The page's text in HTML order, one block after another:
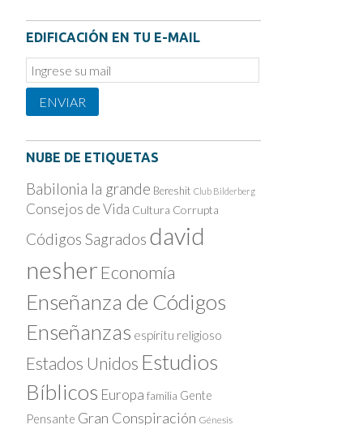
EDIFICACIÓN EN TU E-MAIL
Email
Subscription
ENVIAR
NUBE DE ETIQUETAS
Babilonia la grande Bereshit Club Bilderberg
Consejos de Vida Cultura Corrupta
Códigos Sagrados david
nesher Economía
Enseñanza de Códigos
Enseñanzas espíritu religioso
Estados Unidos Estudios
Bíblicos Europa familia Gente
Pensante Gran Conspiración Génesis